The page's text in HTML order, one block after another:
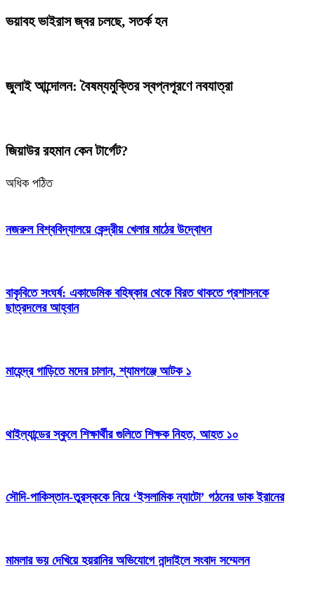
ভয়াবহ ভাইরাস জ্বর চলছে, সতর্ক হন
জুলাই আন্দোলন: বৈষম্যমুক্তির স্বপ্নপূরণে নবযাত্রা
জিয়াউর রহমান কেন টার্গেট?
অধিক পঠিত
নজরুল বিশ্ববিদ্যালয়ে কেন্দ্রীয় খেলার মাঠের উদ্বোধন
বাকৃবিতে সংঘর্ষ: একাডেমিক বহিষ্কার থেকে বিরত থাকতে প্রশাসনকে
ছাত্রদলের আহ্বান
মাহেন্দ্র গাড়িতে মদের চালান, শ্যামগঞ্জে আটক ১
থাইল্যান্ডের স্কুলে শিক্ষার্থীর গুলিতে শিক্ষক নিহত, আহত ১০
সৌদি-পাকিস্তান-তুরস্ককে নিয়ে ‘ইসলামিক ন্যাটো’ গঠনের ডাক ইরানের
মামলার ভয় দেখিয়ে হয়রানির অভিযোগে নান্দাইলে সংবাদ সম্মেলন